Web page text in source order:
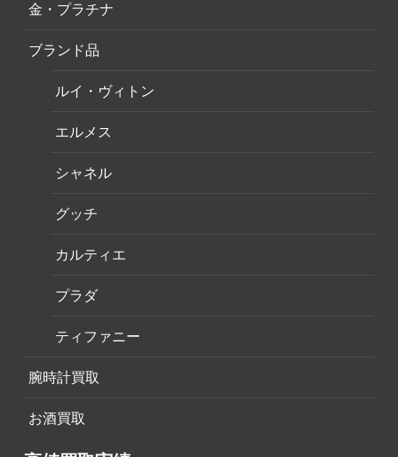
金・プラチナ
ブランド品
ルイ・ヴィトン
エルメス
シャネル
グッチ
カルティエ
プラダ
ティファニー
腕時計買取
お酒買取